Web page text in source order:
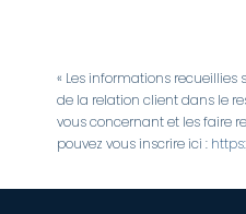
« Les informations
de la relation client dans le
vous concernant et les faire
pouvez vous inscrire ici :